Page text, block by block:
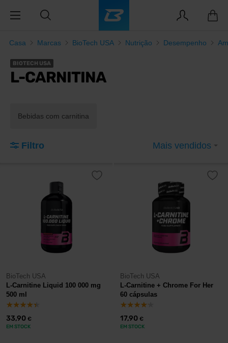
Casa Marcas BioTech USA Nutrição Desempenho
BIOTECH USA
L-CARNITINA
Bebidas com carnitina
Filtro Mais vendidos
BioTech USA
L-Carnitine Liquid 100 000 mg
500 ml
33,90 €
EM STOCK
BioTech USA
L-Carnitine + Chrome For Her
60 cápsulas
17,90 €
EM STOCK